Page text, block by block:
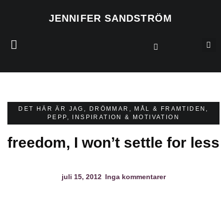
JENNIFER SANDSTRÖM
DET HÄR ÄR JAG , DRÖMMAR, MÅL & FRAMTIDEN ,
PEPP, INSPIRATION & MOTIVATION
freedom, I won’t settle for less
juli 15, 2012 Inga kommentarer